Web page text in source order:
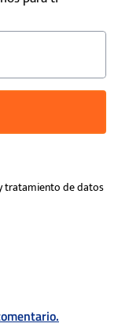
tratamiento de datos